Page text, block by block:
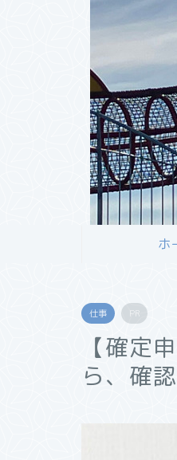
ホ
仕事 PR
【確定
ら、確